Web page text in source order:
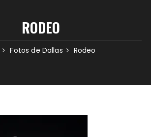
RODEO
Fotos de Dallas Rodeo